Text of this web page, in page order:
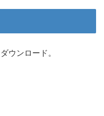
ウンロード。